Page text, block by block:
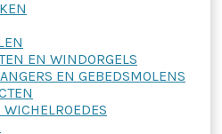
EN WINDORGELS
EN GEBEDSMOLENS